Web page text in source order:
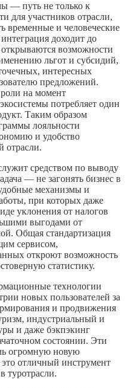
— путь не только к
для участников отрасли,
временные и человеческие
доходит до
возможности
льгот и субсидий,
интересных
предложений.
на момент
потребляет один
Таким образом
лояльности
и удобство
отрасли.
средством по выводу
— не загонять бизнес в
механизмы и
при которых даже
уклонения от налогов
выгодами от
Общая стандартизация
сервисом,
откроют возможность
статистику.
технологии
новых пользователей за
и продвижения
индустриальный и
и даже бэкпэкинг
состоянии. Эти
огромную новую
отличный инструмент
туротрасли.